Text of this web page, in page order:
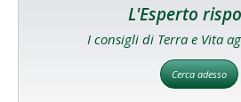
L'Esperto
I consigli di Terra e Vita
Cerca adesso